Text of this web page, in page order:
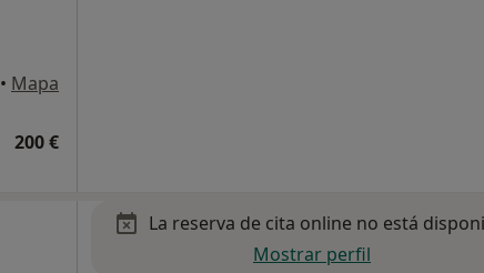
• Mapa
200 €
La reserva de cita online no está
Mostrar perfil